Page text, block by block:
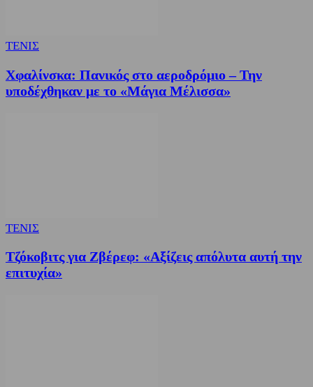
ΤΕΝΙΣ
Χφαλίνσκα: Πανικός στο αεροδρόμιο – Την
υποδέχθηκαν με το «Μάγια Μέλισσα»
ΤΕΝΙΣ
Τζόκοβιτς για Ζβέρεφ: «Αξίζεις απόλυτα αυτή την
επιτυχία»